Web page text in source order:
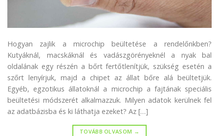
Hogyan zajlik a microchip beültetése a rendelőnkben?
Kutyáknál, macskáknál és vadászgörényeknél a nyak bal
oldalának egy részén a bőrt fertőtlenítjük, szükség esetén a
szőrt lenyírjuk, majd a chipet az állat bőre alá beültetjük.
Egyéb, egzotikus állatoknál a microchip a fajtának speciális
beültetési módszerét alkalmazzuk. Milyen adatok kerülnek fel
az adatbázisba és ki láthatja ezeket? Az […]
TOVÁBB OLVASOM →